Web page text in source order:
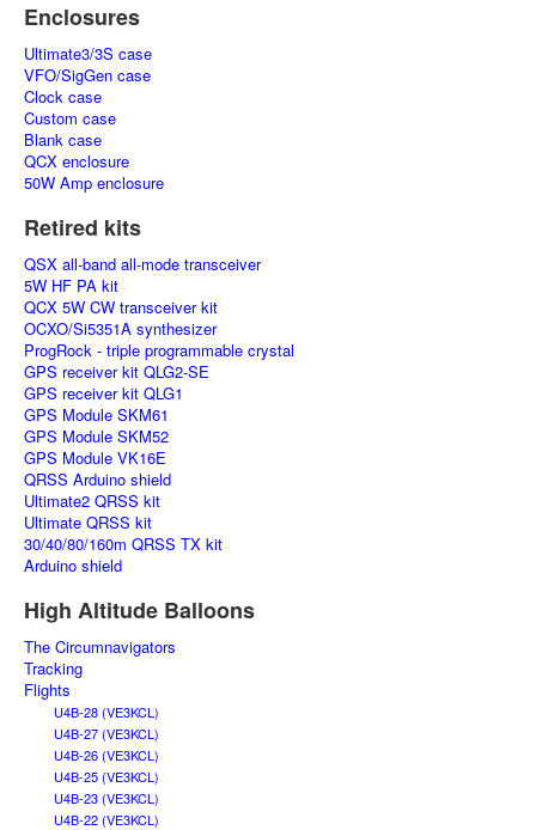
Enclosures
Ultimate3/3S case
VFO/SigGen case
Clock case
Custom case
Blank case
QCX enclosure
50W Amp enclosure
Retired kits
QSX all-band all-mode transceiver
5W HF PA kit
QCX 5W CW transceiver kit
OCXO/Si5351A synthesizer
ProgRock - triple programmable crystal
GPS receiver kit QLG2-SE
GPS receiver kit QLG1
GPS Module SKM61
GPS Module SKM52
GPS Module VK16E
QRSS Arduino shield
Ultimate2 QRSS kit
Ultimate QRSS kit
30/40/80/160m QRSS TX kit
Arduino shield
High Altitude Balloons
The Circumnavigators
Tracking
Flights
U4B-28 (VE3KCL)
U4B-27 (VE3KCL)
U4B-26 (VE3KCL)
U4B-25 (VE3KCL)
U4B-23 (VE3KCL)
U4B-22 (VE3KCL)